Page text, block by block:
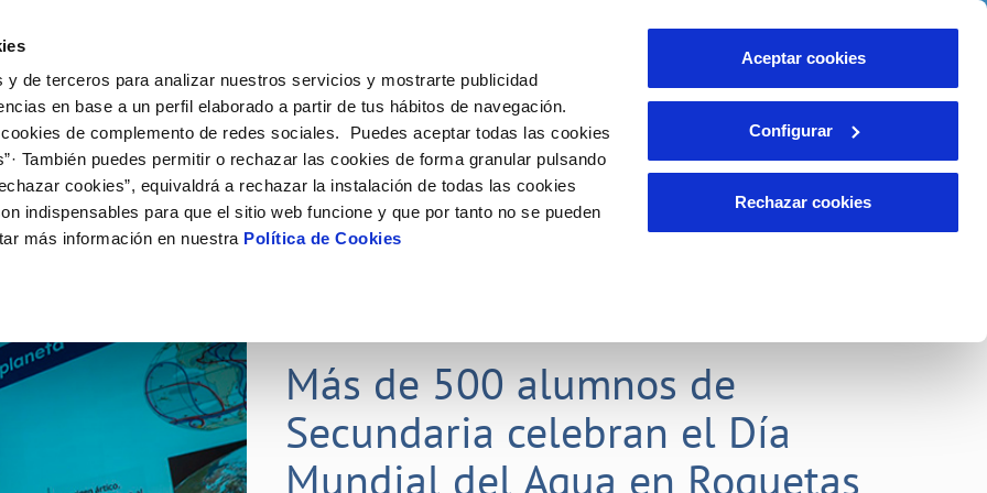
y de terceros para analizar nuestros servicios y mostrarte publicidad
en base a un perfil elaborado a partir de tus hábitos de navegación.
de complemento de redes sociales. Puedes aceptar todas las cookies
También puedes permitir o rechazar las cookies de forma granular pulsando
cookies”, equivaldrá a rechazar la instalación de todas las cookies
indispensables para que el sitio web funcione y que por tanto no se pueden
más información en nuestra Política de Cookies
Aceptar cookies
Configurar
Rechazar cookies
de titular
de suministro
obras
MODIFICACIÓN DE DATOS
Actualizar datos bancarios
Actualizar datos de domicilio
INCIDENCIAS
Comunica anomalías o posibles
VER TODAS LAS GESTIONES
Tu Servicio
AL CLIENTE
contacto
y afectaciones
e impresos
COMPROMISO DE SERVICIO
Carta de compromisos
Customer Counsel (Defensa del cliente)
Tu Agua
del agua
CUIDADOS DEL AGUA
Consejos de ahorro
Medidas contra la sequía
Conócenos
DE GESTIÓN Y CERTIFICADOS
CONTRATACIÓN
Licitaciones en curso
EMPLEO
Nuestros compromisos
Más de 500 alumnos de
Secundaria celebran el Día
Mundial del Agua en Roquetas